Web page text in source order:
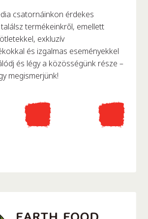
csatornáinkon érdekes
termékeinkről, emellett
exkluzív
és izgalmas eseményekkel
és légy a közösségünk része –
megismerjünk!